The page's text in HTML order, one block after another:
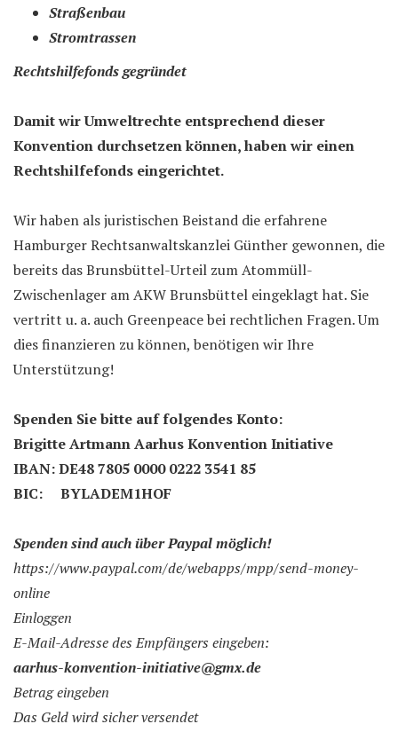
Straßenbau
Stromtrassen
Rechtshilfefonds gegründet
Damit wir Umweltrechte entsprechend dieser
Konvention durchsetzen können, haben wir einen
Rechtshilfefonds eingerichtet.
Wir haben als juristischen Beistand die erfahrene
Hamburger Rechtsanwaltskanzlei Günther gewonnen, die
bereits das Brunsbüttel-Urteil zum Atommüll-
Zwischenlager am AKW Brunsbüttel eingeklagt hat. Sie
vertritt u. a. auch Greenpeace bei rechtlichen Fragen. Um
dies finanzieren zu können, benötigen wir Ihre
Unterstützung!
Spenden Sie bitte auf folgendes Konto:
Brigitte Artmann Aarhus Konvention Initiative
IBAN:DE48 7805 0000 0222 3541 85
BIC: BYLADEM1HOF
Spenden sind auch über Paypal möglich!
https://www.paypal.com/de/webapps/mpp/send-money-
online
Einloggen
E-Mail-Adresse des Empfängers eingeben:
aarhus-konvention-initiative@gmx.de
Betrag eingeben
Das Geld wird sicher versendet